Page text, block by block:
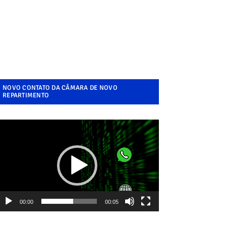
NOVO CONTATO DA CÂMARA DE NOVO
REPARTIMENTO
00:00 00:05